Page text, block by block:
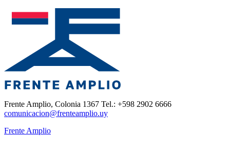
Frente Amplio, Colonia 1367 Tel.: +598 2902 6666
comunicacion@frenteamplio.uy
Frente Amplio